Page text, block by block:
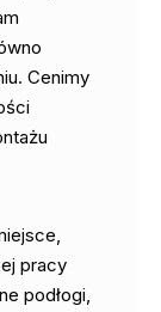
Cenimy
pracy
podłogi,